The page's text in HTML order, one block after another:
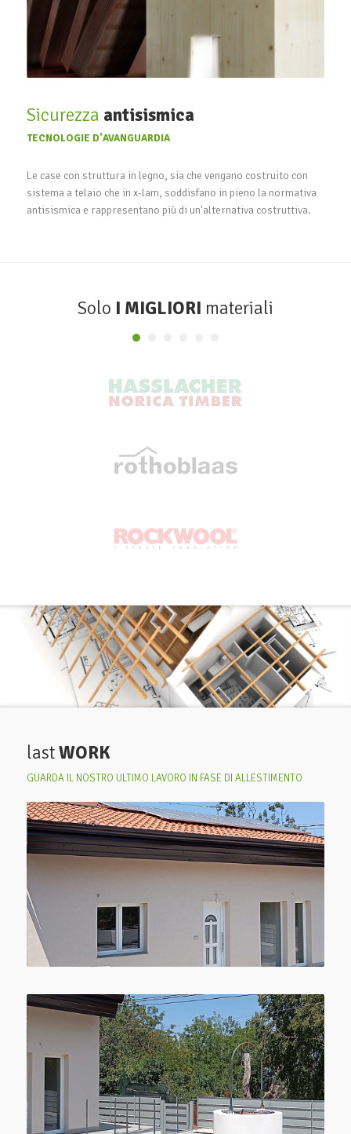
Sicurezza antisismica
TECNOLOGIE D'AVANGUARDIA
Le case con struttura in legno, sia che vengano costruito con
sistema a telaio che in x-lam, soddisfano in pieno la normativa
antisismica e rappresentano più di un'alternativa costruttiva.
Solo I MIGLIORI materiali
lastWORK
GUARDA IL NOSTRO ULTIMO LAVORO IN FASE DI ALLESTIMENTO